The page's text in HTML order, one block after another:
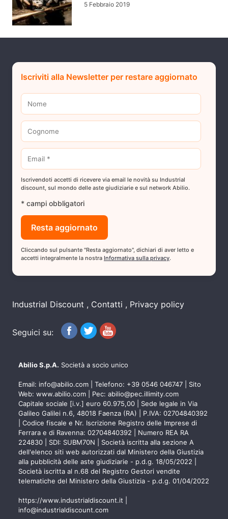
5 Febbraio 2019
Iscriviti alla Newsletter per restare aggiornato
Iscrivendoti accetti di ricevere via email le novità su Industrial
discount, sul mondo delle aste giudiziarie e sul network Abilio.
* campi obbligatori
Cliccando sul pulsante "Resta aggiornato", dichiari di aver letto e
accetti integralmente la nostra Informativa sulla privacy.
Industrial Discount Contatti Privacy policy
Seguici su:
Abilio S.p.A. Società a socio unico
Email: info@abilio.com | Telefono: +39 0546 046747 | Sito
Web: www.abilio.com | Pec: abilio@pec.illimity.com
Capitale sociale [i.v.] euro 60.975,00 | Sede legale in Via
Galileo Galilei n.6, 48018 Faenza (RA) | P.IVA: 02704840392
| Codice fiscale e Nr. Iscrizione Registro delle Imprese di
Ferrara e di Ravenna: 02704840392 | Numero REA RA
224830 | SDI: SUBM70N | Società iscritta alla sezione A
dell'elenco siti web autorizzati dal Ministero della Giustizia
alla pubblicità delle aste giudiziarie - p.d.g. 18/05/2022 |
Società iscritta al n.68 del Registro Gestori vendite
telematiche del Ministero della Giustizia - p.d.g. 01/04/2022
https://www.industrialdiscount.it
info@industrialdiscount.com